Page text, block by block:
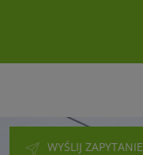
WYŚLIJ ZAPYTANIE